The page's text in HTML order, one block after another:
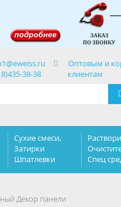
38-38
Оптовым и
клиентам
Сухие смеси,
Затирки
Шпатлевки
Спец
Декор панели